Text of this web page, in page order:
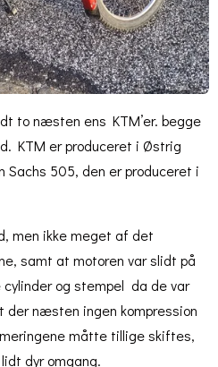
to næsten ens KTM’er. begge
KTM er produceret i Østrig
Sachs 505, den er produceret i
men ikke meget af det
samt at motoren var slidt på
og stempel da de var
der næsten ingen kompression
måtte tillige skiftes,
dyr omgang.